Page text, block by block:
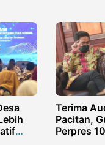
Terima
Pacitan,
Perpres